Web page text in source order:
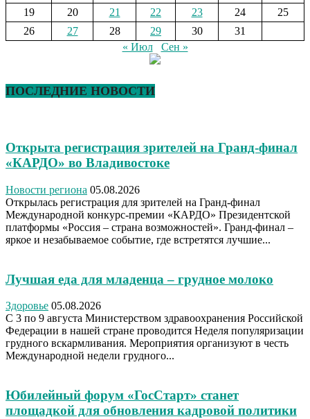
19
20 21 22 23 24
25
26
27 28 29 30
31
« Июл
Сен »
ПОСЛЕДНИЕ НОВОСТИ
Открыта регистрация зрителей на Гранд-финал
«КАРДО» во Владивостоке
Новости региона 05.08.2026
Открылась регистрация для зрителей на Гранд-финал
Международной конкурс-премии «КАРДО» Президентской
платформы «Россия – страна возможностей». Гранд-финал –
яркое и незабываемое событие, где встретятся лучшие...
Лучшая еда для младенца – грудное молоко
Здоровье 05.08.2026
С 3 по 9 августа Министерством здравоохранения Российской
Федерации в нашей стране проводится Неделя популяризации
грудного вскармливания. Мероприятия организуют в честь
Международной недели грудного...
Юбилейный форум «ГосСтарт» станет
площадкой для обновления кадровой политики